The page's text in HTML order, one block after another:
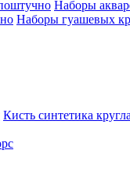
Наборы
Наборы гуашевых
Кисть синтетика